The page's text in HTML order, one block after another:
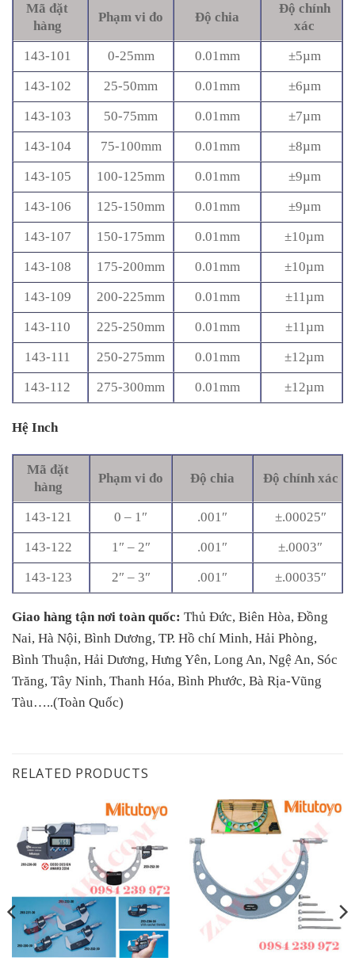
Mã đặt
hàng
Phạm vi đo Độ chia
Độ chính
xác
143-101
0-25mm 0.01mm
±5µm
143-102
25-50mm 0.01mm
±6µm
143-103
50-75mm 0.01mm
±7µm
143-104
75-100mm 0.01mm
±8µm
143-105
100-125mm 0.01mm
±9µm
143-106
125-150mm 0.01mm
±9µm
143-107
150-175mm 0.01mm
±10µm
143-108
175-200mm 0.01mm
±10µm
143-109
200-225mm 0.01mm
±11µm
143-110
225-250mm 0.01mm
±11µm
143-111
250-275mm 0.01mm
±12µm
143-112
275-300mm 0.01mm ±12µm
Hệ Inch
Mã đặt
hàng
Phạm vi đo Độ chia Độ chính xác
143-121 0 – 1″ .001″
±.00025″
143-122
1″ – 2″ .001″
±.0003″
143-123
2″ – 3″ .001″ ±.00035″
Giao hàng tận nơi toàn quốc: Thủ Đức, Biên Hòa, Đồng
Nai, Hà Nội, Bình Dương, TP. Hồ chí Minh, Hải Phòng,
Bình Thuận, Hải Dương, Hưng Yên, Long An, Ngệ An, Sóc
Trăng, Tây Ninh, Thanh Hóa, Bình Phước, Bà Rịa-Vũng
Tàu…..(Toàn Quốc)
RELATED PRODUCTS